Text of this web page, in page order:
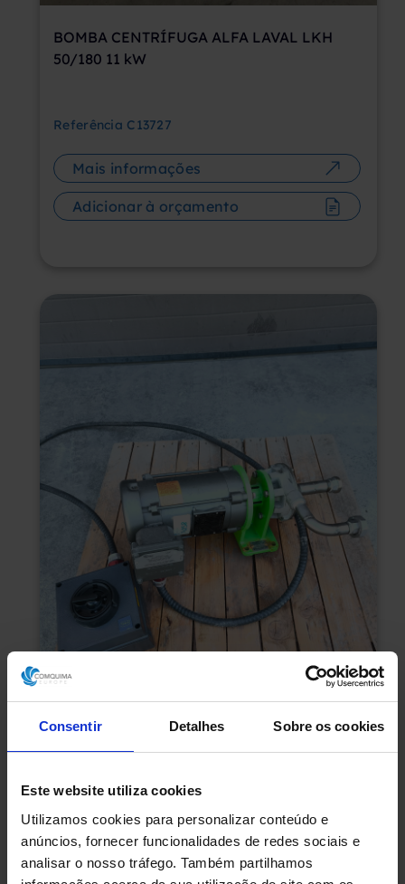
Consentir Detalhes Sobre os cookies
Este website utiliza cookies
Utilizamos cookies para personalizar conteúdo e
anúncios, fornecer funcionalidades de redes sociais e
analisar o nosso tráfego. Também partilhamos
BOMBA CENTRÍFUGA ALFA LAVAL LKH
50/180 11 kW
Referência C13727
Mais informações
Adicionar à orçamento
CENTRICHEM ECC1-AAPEDNSS COM MOTOR
BALDOR 0,37 kW
Referência C14258